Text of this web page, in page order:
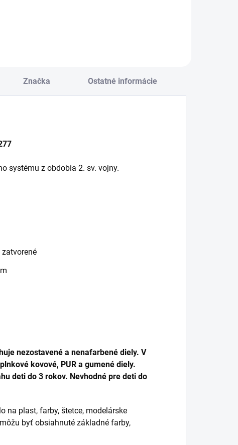
Značka Ostatné informácie
systému z obdobia 2. sv. vojny.
nezostavené a nenafarbené diely. V
kovové, PUR a gumené diely.
deti do 3 rokov. Nevhodné pre deti do
na plast, farby, štetce, modelárske
byť obsiahnuté základné farby,